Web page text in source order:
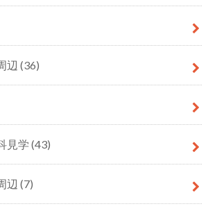
辺 (36)
見学 (43)
辺 (7)